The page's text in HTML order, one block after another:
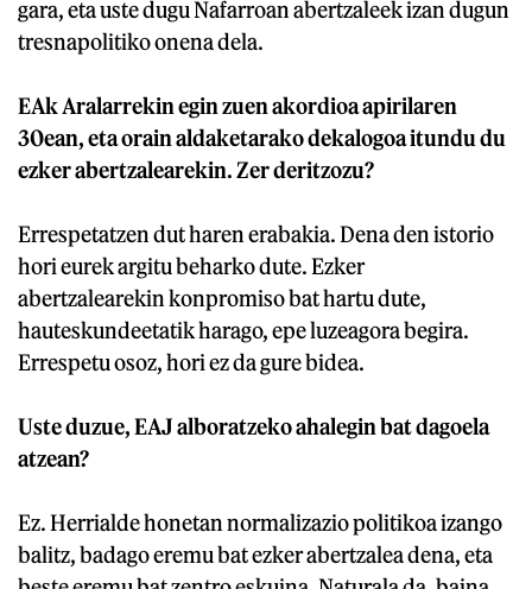
gara, eta uste dugu Nafarroan abertzaleek izan dugun
tresnapolitiko onena dela.
EAk Aralarrekin egin zuen akordioa apirilaren
30ean, eta orain aldaketarako dekalogoa itundu du
ezker abertzalearekin. Zer deritzozu?
Errespetatzen dut haren erabakia. Dena den istorio
hori eurek argitu beharko dute. Ezker
abertzalearekin konpromiso bat hartu dute,
hauteskundeetatik harago, epe luzeagora begira.
Errespetu osoz, hori ez da gure bidea.
Uste duzue, EAJ alboratzeko ahalegin bat dagoela
atzean?
Ez. Herrialde honetan normalizazio politikoa izango
balitz, badago eremu bat ezker abertzalea dena, eta